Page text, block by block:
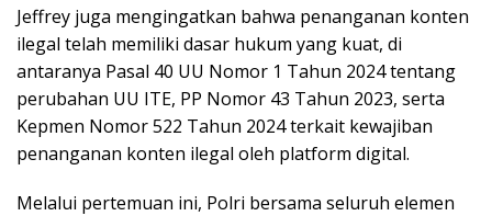
Jeffrey juga mengingatkan bahwa penanganan konten
ilegal telah memiliki dasar hukum yang kuat, di
antaranya Pasal 40 UU Nomor 1 Tahun 2024 tentang
perubahan UU ITE, PP Nomor 43 Tahun 2023, serta
Kepmen Nomor 522 Tahun 2024 terkait kewajiban
penanganan konten ilegal oleh platform digital.
Melalui pertemuan ini, Polri bersama seluruh elemen